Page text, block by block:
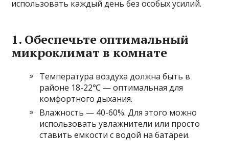
использовать каждый день без особых усилий.
1. Обеспечьте оптимальный
микроклимат в комнате
Температура воздуха должна быть в
районе 18-22℃ — оптимальная для
комфортного дыхания.
Влажность — 40-60%. Для этого можно
использовать увлажнители или просто
ставить емкости с водой на батареи.